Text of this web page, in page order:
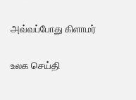
அவ்வப்போது கிளாமர்
உலக செய்தி